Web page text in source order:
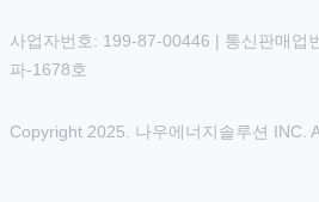
사업자번호: 199-87-00446 | 통신판매업
파-1678호
Copyright 2025. 나우에너지솔루션 INC.